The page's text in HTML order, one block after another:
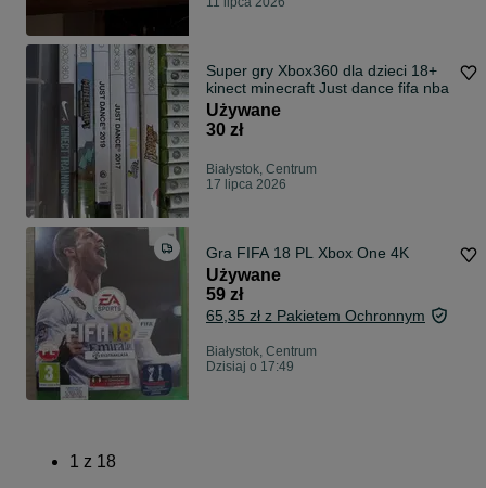
Super gry Xbox360 dla dzieci 18+
kinect minecraft Just dance fifa nba
Używane
30 zł
Białystok, Centrum
17 lipca 2026
Gra FIFA 18 PL Xbox One 4K
Używane
59 zł
65,35 zł z Pakietem Ochronnym
Białystok, Centrum
Dzisiaj o 17:49
1 z 18